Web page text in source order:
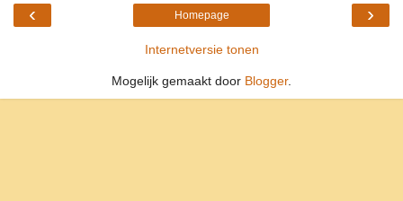
‹ ›
Homepage
Internetversie tonen
Mogelijk gemaakt door Blogger.